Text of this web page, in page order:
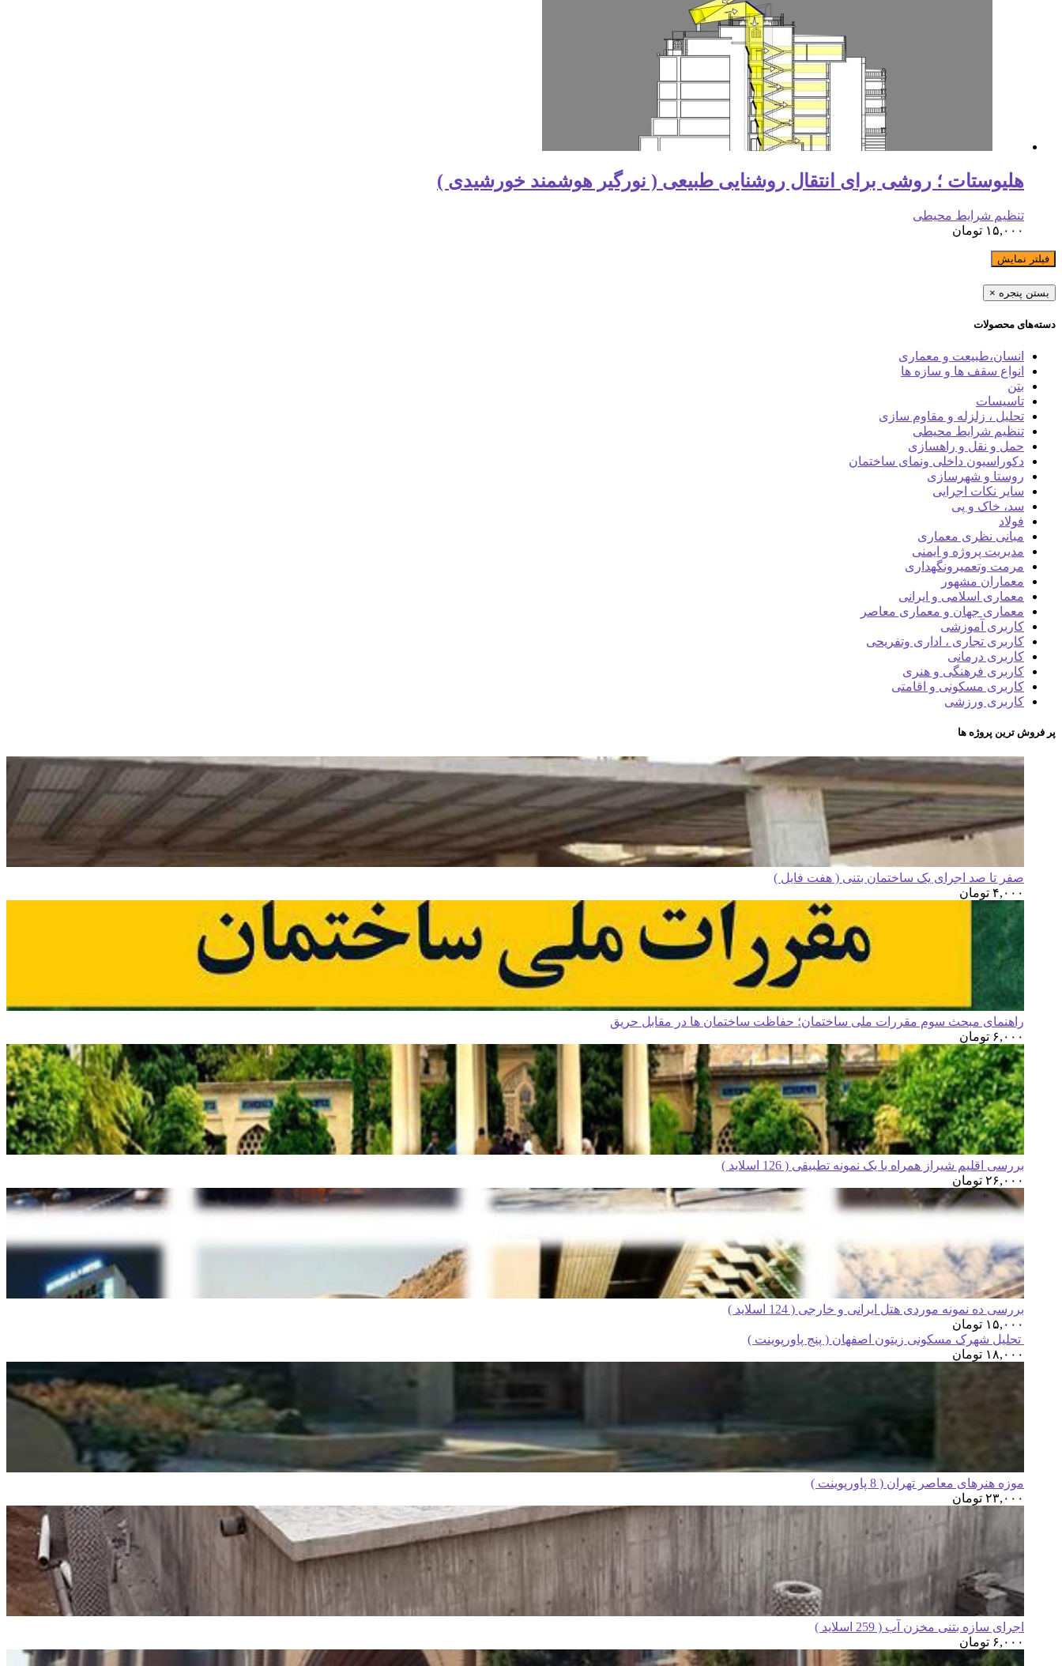
هلیوستات ؛ روشی برای انتقال روشنایی طبیعی ( نورگیر هوشمند خورشیدی )
تنظیم شرایط محیطی
۱۵,۰۰۰ تومان
فیلتر نمایش
بستن پنجره ×
دسته‌های محصولات
انسان،طبیعت و معماری
انواع سقف ها و سازه ها
بتن
تاسیسات
تحلیل ، زلزله و مقاوم سازی
تنظیم شرایط محیطی
حمل و نقل و راهسازی
دکوراسیون داخلی ونمای ساختمان
روستا و شهرسازی
سایر نکات اجرایی
سد، خاک و پی
فولاد
مبانی نظری معماری
مدیریت پروژه و ایمنی
مرمت وتعمیرونگهداری
معماران مشهور
معماری اسلامی و ایرانی
معماری جهان و معماری معاصر
کاربری آموزشی
کاربری تجاری ، اداری وتفریحی
کاربری درمانی
کاربری فرهنگی و هنری
کاربری مسکونی و اقامتی
کاربری ورزشی
پر فروش ترین پروژه ها
صفر تا صد اجرای یک ساختمان بتنی ( هفت فایل )
۴,۰۰۰ تومان
راهنمای مبحث سوم مقررات ملی ساختمان؛ حفاظت ساختمان ها در مقابل حریق
۶,۰۰۰ تومان
بررسی اقلیم شیراز همراه با یک نمونه تطبیقی ( 126 اسلاید )
۲۶,۰۰۰ تومان
بررسی ده نمونه موردی هتل ایرانی و خارجی ( 124 اسلاید )
۱۵,۰۰۰ تومان
تحلیل شهرک مسکونی زیتون اصفهان ( پنج پاورپوینت )
۱۸,۰۰۰ تومان
موزه هنرهای معاصر تهران ( 8 پاورپوینت )
۲۳,۰۰۰ تومان
اجرای سازه بتنی مخزن آب ( 259 اسلاید )
۶,۰۰۰ تومان